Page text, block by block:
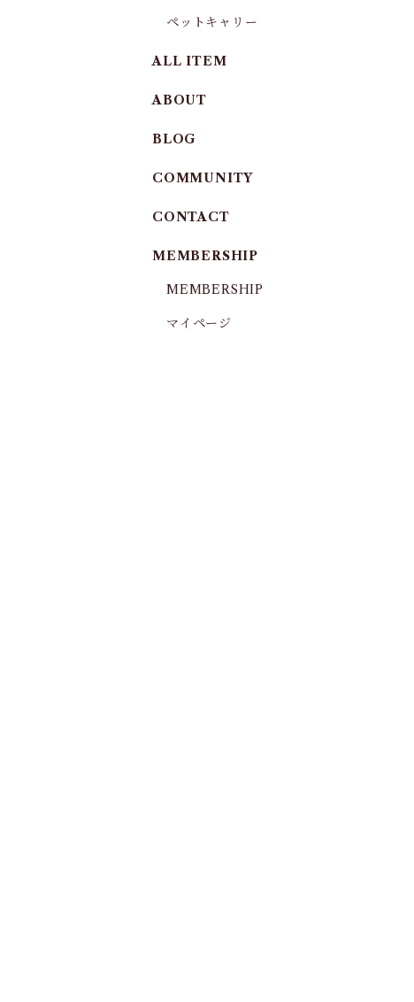
ペットキャリー
ALL ITEM
ABOUT
BLOG
COMMUNITY
CONTACT
MEMBERSHIP
MEMBERSHIP
マイページ